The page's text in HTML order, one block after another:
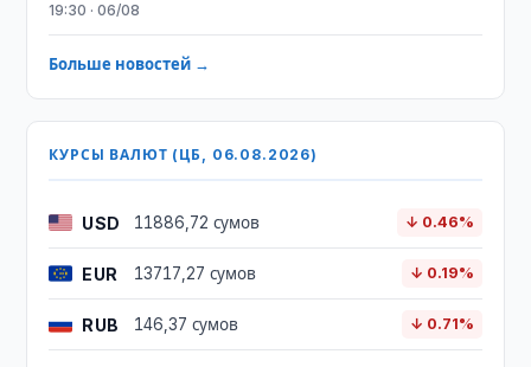
19:30 · 06/08
Больше новостей →
КУРСЫ ВАЛЮТ (ЦБ, 06.08.2026)
USD 11886,72 сумов ↓ 0.46%
EUR 13717,27 сумов ↓ 0.19%
RUB 146,37 сумов ↓ 0.71%